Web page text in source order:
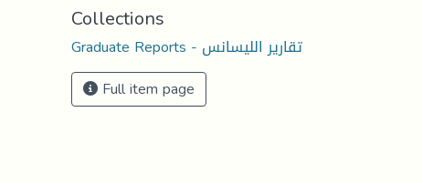
Collections
Graduate Reports - تقارير الليسانس
Full item page